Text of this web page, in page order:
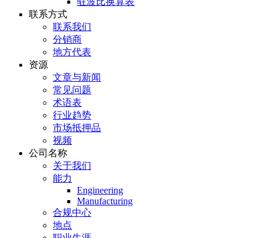
联系方式
联系我们
分销商
地方代表
资源
文章与新闻
常见问题
术语表
行业趋势
市场抵押品
视频
公司名称
关于我们
能力
Engineering
Manufacturing
合规中心
地点